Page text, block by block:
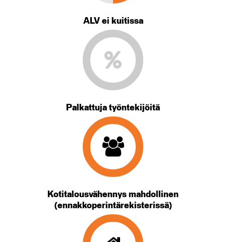
ALV ei kuitissa
Palkattuja työntekijöitä
Kotitalousvähennys mahdollinen
(ennakkoperintärekisterissä)